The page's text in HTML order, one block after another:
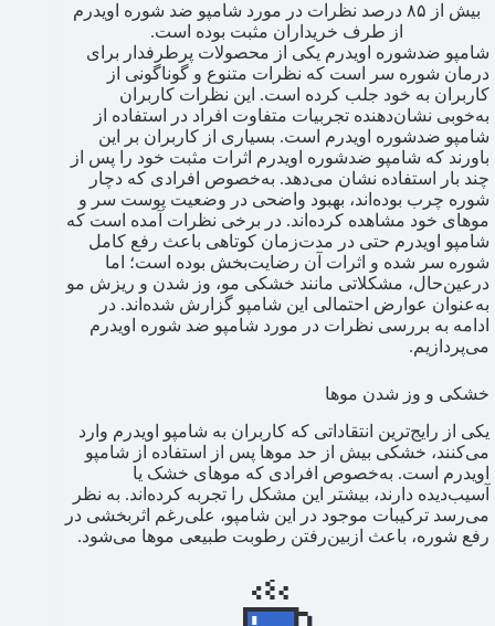
بیش از ۸۵ درصد نظرات در مورد شامپو ضد شوره اویدرم
از طرف خریداران مثبت بوده است.
شامپو ضدشوره اویدرم یکی از محصولات پرطرفدار برای
درمان شوره سر است که نظرات متنوع و گوناگونی از
کاربران به خود جلب کرده است. این نظرات کاربران
به‌خوبی نشان‌دهنده تجربیات متفاوت افراد در استفاده از
شامپو ضدشوره اویدرم است. بسیاری از کاربران بر این
باورند که شامپو ضدشوره اویدرم اثرات مثبت خود را پس از
چند بار استفاده نشان می‌دهد. به‌خصوص افرادی که دچار
شوره چرب بوده‌اند، بهبود واضحی در وضعیت پوست سر و
موهای خود مشاهده کرده‌اند. در برخی نظرات آمده است که
شامپو اویدرم حتی در مدت‌زمان کوتاهی باعث رفع کامل
شوره سر شده و اثرات آن رضایت‌بخش بوده است؛ اما
درعین‌حال، مشکلاتی مانند خشکی مو، وز شدن و ریزش مو
به‌عنوان عوارض احتمالی این شامپو گزارش شده‌اند. در
ادامه به بررسی نظرات در مورد شامپو ضد شوره اویدرم
می‌پردازیم.
خشکی و وز شدن موها
یکی از رایج‌ترین انتقاداتی که کاربران به شامپو اویدرم وارد
می‌کنند، خشکی بیش از حد موها پس از استفاده از شامپو
اویدرم است. به‌خصوص افرادی که موهای خشک یا
آسیب‌دیده دارند، بیشتر این مشکل را تجربه کرده‌اند. به نظر
می‌رسد ترکیبات موجود در این شامپو، علی‌رغم اثربخشی در
رفع شوره، باعث ازبین‌رفتن رطوبت طبیعی موها می‌شود.